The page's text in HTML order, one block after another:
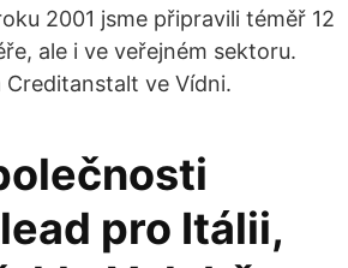
2001 jsme připravili téměř 12
ale i ve veřejném sektoru.
Creditanstalt ve Vídni.
pro Itálii,